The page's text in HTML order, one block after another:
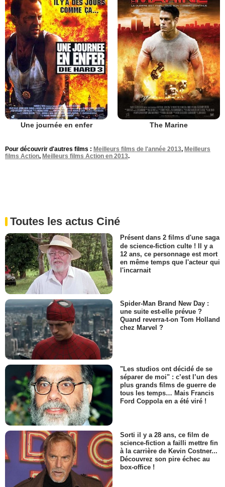
Une journée en enfer The Marine
Pour découvrir d'autres films : Meilleurs films de l'année 2013, Meilleurs
films Action, Meilleurs films Action en 2013.
Toutes les actus Ciné
Présent dans 2 films d'une saga
de science-fiction culte ! Il y a
12 ans, ce personnage est mort
en même temps que l'acteur qui
l'incarnait
Spider-Man Brand New Day :
une suite est-elle prévue ?
Quand reverra-t-on Tom Holland
chez Marvel ?
"Les studios ont décidé de se
séparer de moi" : c’est l’un des
plus grands films de guerre de
tous les temps… Mais Francis
Ford Coppola en a été viré !
Sorti il y a 28 ans, ce film de
science-fiction a failli mettre fin
à la carrière de Kevin Costner...
Découvrez son pire échec au
box-office !